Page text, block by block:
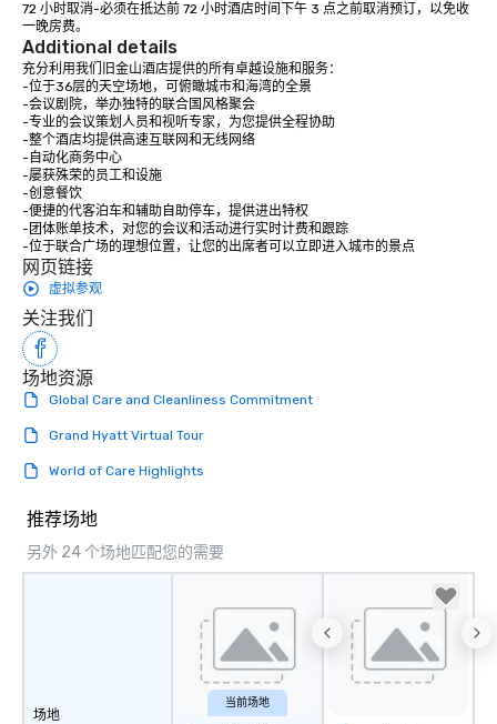
72 小时取消-必须在抵达前 72 小时酒店时间下午 3 点之前取消预订，以免收
一晚房费。
Additional details
充分利用我们旧金山酒店提供的所有卓越设施和服务：
-位于36层的天空场地，可俯瞰城市和海湾的全景
-会议剧院，举办独特的联合国风格聚会
-专业的会议策划人员和视听专家，为您提供全程协助
-整个酒店均提供高速互联网和无线网络
-自动化商务中心
-屡获殊荣的员工和设施
-创意餐饮
-便捷的代客泊车和辅助自助停车，提供进出特权
-团体账单技术，对您的会议和活动进行实时计费和跟踪
-位于联合广场的理想位置，让您的出席者可以立即进入城市的景点
网页链接
虚拟参观
关注我们
场地资源
Global Care and Cleanliness Commitment
Grand Hyatt Virtual Tour
World of Care Highlights
推荐场地
另外 24 个场地匹配您的需要
场地
当前场地